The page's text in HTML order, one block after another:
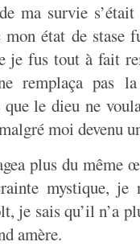
ma survie
état de stase
je fus tout à fait
remplaça pas la
le dieu ne
moi devenu
plus du
mystique, je
je saisqu’il n’a
amère.